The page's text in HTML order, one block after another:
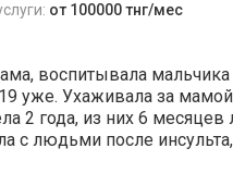
от 100000 тнг/мес
воспитывала мальчика
уже. Ухаживала за
2 года, из них 6 месяцев
с людьми после